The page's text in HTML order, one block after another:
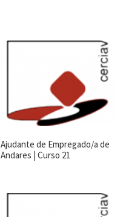
Ajudante de Empregado/a de
Andares | Curso 21